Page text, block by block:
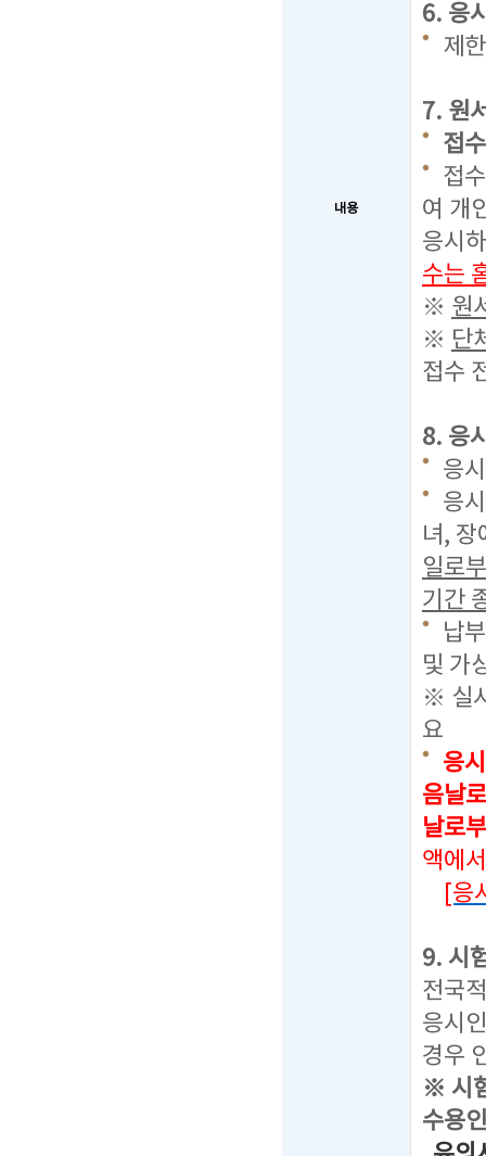
내용
6. 응
제
7. 원
접
접
여 개
응시
수는
※ 원
※ 단
접수
8. 응
응
응
녀, 장
일로
기간
납
및 가
※ 실
요
응
음날
날로
액에
[응
9. 시
전국
응시
경우
※ 시
수용